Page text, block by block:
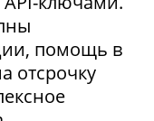
помощь в
отсрочку